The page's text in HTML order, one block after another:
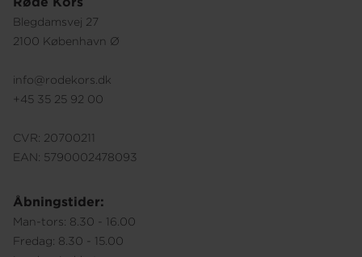
Blegdamsvej 27
2100 København Ø
info@rodekors.dk
+45 35 25 92 00
CVR: 20700211
EAN: 5790002478093
Åbningstider:
Man-tors: 8.30 - 16.00
Fredag: 8.30 - 15.00